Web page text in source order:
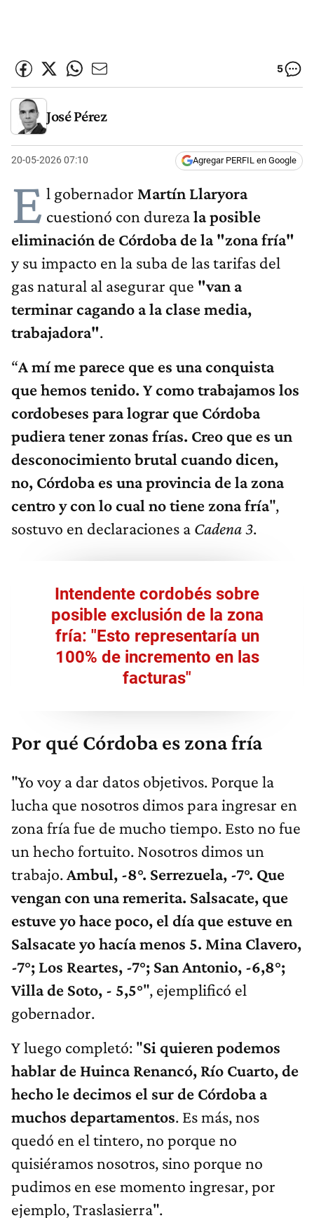
5
José Pérez
20-05-2026 07:10 Agregar PERFIL en Google
E l gobernador Martín Llaryora
cuestionó con durezala posible
eliminación de Córdoba de la "zona fría"
y su impacto en la suba de las tarifas del
gas natural al asegurar que "van a
terminar cagando a la clase media,
trabajadora".
“A mí me parece que es una conquista
que hemos tenido. Y como trabajamos los
cordobeses para lograr que Córdoba
pudiera tener zonas frías. Creo que es un
desconocimiento brutal cuando dicen,
no, Córdoba es una provincia de la zona
centro y con lo cual no tiene zona fría",
sostuvo en declaraciones a Cadena 3.
Intendente cordobés sobre
posible exclusión de la zona
fría: "Esto representaría un
100% de incremento en las
facturas"
Por qué Córdoba es zona fría
"Yo voy a dar datos objetivos. Porque la
lucha que nosotros dimos para ingresar en
zona fría fue de mucho tiempo. Esto no fue
un hecho fortuito. Nosotros dimos un
trabajo.Ambul, -8°. Serrezuela, -7°. Que
vengan con una remerita. Salsacate, que
estuve yo hace poco, el día que estuve en
Salsacate yo hacía menos 5. Mina Clavero,
-7°; Los Reartes, -7°; San Antonio, -6,8°;
Villa de Soto, - 5,5°", ejemplificó el
gobernador.
Y luego completó: "Si quieren podemos
hablar de Huinca Renancó, Río Cuarto, de
hecho le decimos el sur de Córdoba a
muchos departamentos. Es más, nos
quedó en el tintero, no porque no
quisiéramos nosotros, sino porque no
pudimos en ese momento ingresar, por
ejemplo, Traslasierra".